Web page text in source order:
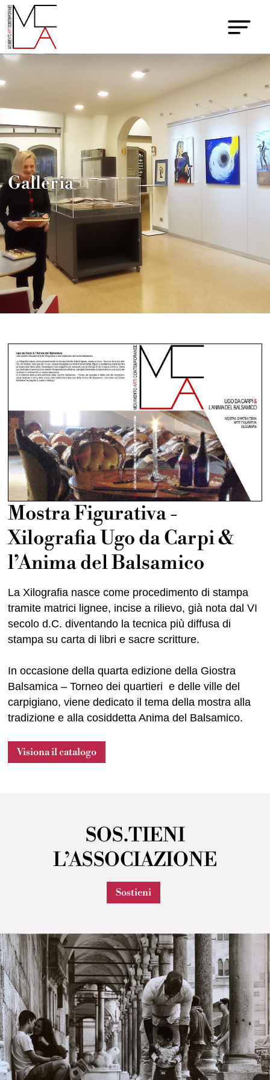
Galleria
Mostra Figurativa -
Xilografia Ugo da Carpi &
l’Anima del Balsamico
La Xilografia nasce come procedimento di stampa
tramite matrici lignee, incise a rilievo, già nota dal VI
secolo d.C. diventando la tecnica più diffusa di
stampa su carta di libri e sacre scritture.
In occasione della quarta edizione della Giostra
Balsamica – Torneo dei quartieri e delle ville del
carpigiano, viene dedicato il tema della mostra alla
tradizione e alla cosiddetta Anima del Balsamico.
Visiona il catalogo
SOS.TIENI
L’ASSOCIAZIONE
Sostieni